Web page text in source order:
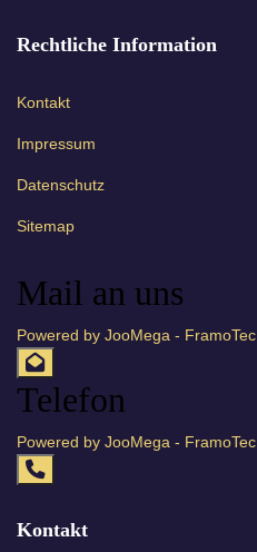
Rechtliche Information
Kontakt
Impressum
Datenschutz
Sitemap
Mail an uns
Powered by JooMega - FramoTec
Telefon
Powered by JooMega - FramoTec
Kontakt